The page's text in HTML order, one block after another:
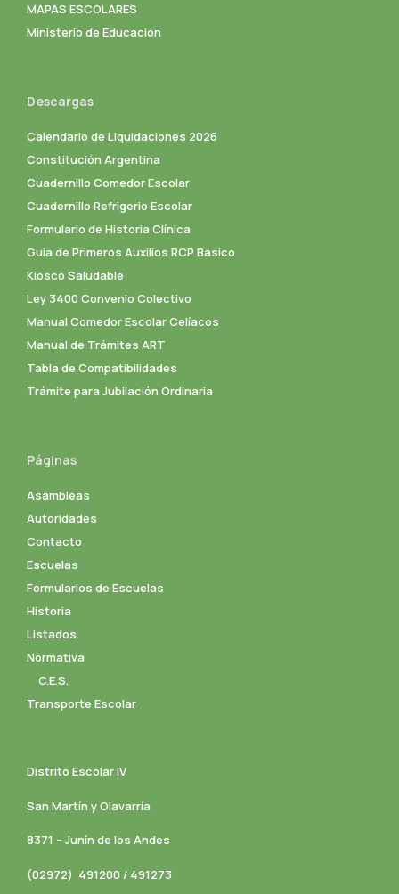
MAPAS ESCOLARES
Ministerio de Educación
Descargas
Calendario de Liquidaciones 2026
Constitución Argentina
Cuadernillo Comedor Escolar
Cuadernillo Refrigerio Escolar
Formulario de Historia Clínica
Guia de Primeros Auxilios RCP Básico
Kiosco Saludable
Ley 3400 Convenio Colectivo
Manual Comedor Escolar Celíacos
Manual de Trámites ART
Tabla de Compatibilidades
Trámite para Jubilación Ordinaria
Páginas
Asambleas
Autoridades
Contacto
Escuelas
Formularios de Escuelas
Historia
Listados
Normativa
C.E.S.
Transporte Escolar
Distrito Escolar IV
San Martín y Olavarría
8371 – Junín de los Andes
(02972) 491200 / 491273